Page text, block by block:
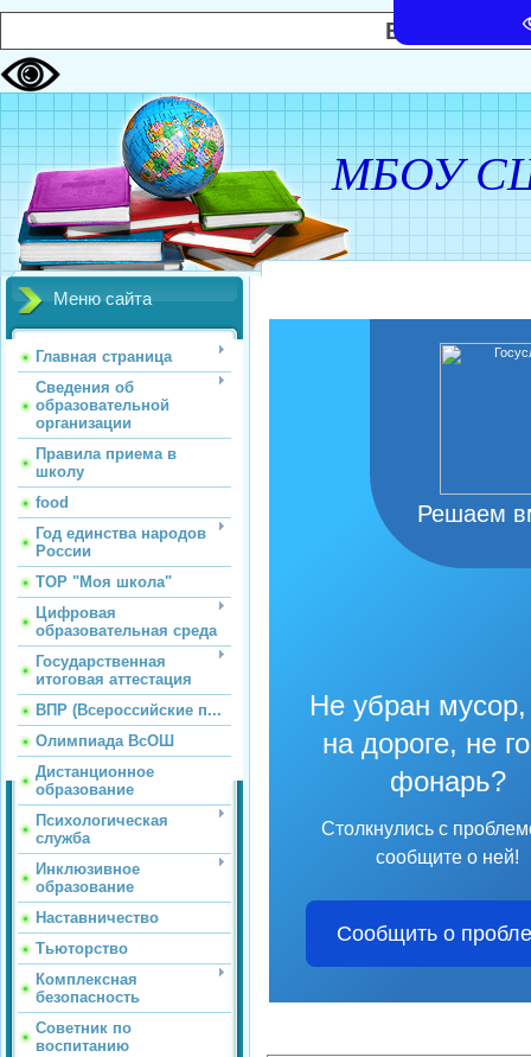
Версия
МБОУ
Меню сайта
Главная страница
Сведения об
образовательной
организации
Правила приема в
школу
food
Год единства народов
России
ТОР "Моя школа"
Цифровая
образовательная среда
Государственная
итоговая аттестация
ВПР (Всероссийские п...
Олимпиада ВсОШ
Дистанционное
образование
Психологическая
служба
Инклюзивное
образование
Наставничество
Тьюторство
Комплексная
безопасность
Советник по
воспитанию
Решаем
Не убран
на дороге, не
фонарь?
Столкнулись с
сообщите о ней!
Сообщить о